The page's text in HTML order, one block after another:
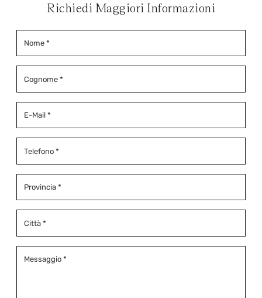
Richiedi Maggiori Informazioni